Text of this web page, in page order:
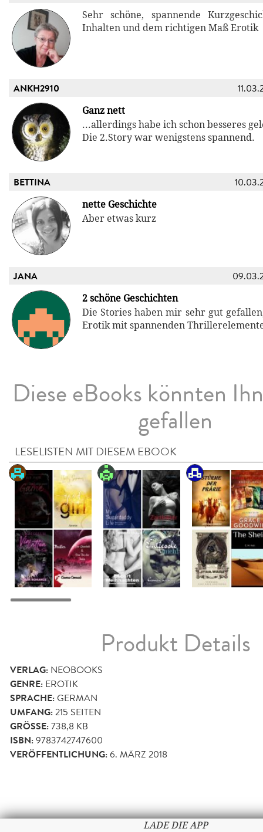
Sehr schöne, spannende
Inhalten und dem richtigen Maß Erotik
ANKH2910
Ganz nett
...allerdings habe ich schon besseres
Die 2.Story war wenigstens spannend.
BETTINA
nette Geschichte
Aber etwas kurz
JANA
2 schöne Geschichten
Die Stories haben mir sehr gut
Erotik mit spannenden
Diese eBooks könnten
gefallen
LESELISTEN MIT DIESEM EBOOK
Produkt Details
VERLAG: NEOBOOKS
GENRE: EROTIK
SPRACHE:GERMAN
UMFANG:215 SEITEN
GRÖSSE: 738,8 KB
ISBN:9783742747600
VERÖFFENTLICHUNG:6. MÄRZ 2018
LADE DIE APP